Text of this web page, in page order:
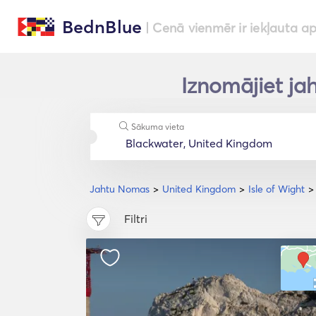
BednBlue | Cenā vienmēr ir iekļauta
Iznomājiet
Jahtu Nomas United Kingdom Isle of Wight
Sākuma vieta
Filtri